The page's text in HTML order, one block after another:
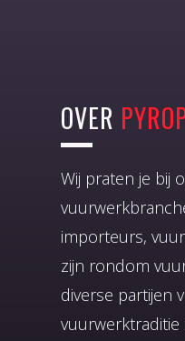
OVER
Wij praten je bij
importeurs,
zijn rondom
diverse partijen